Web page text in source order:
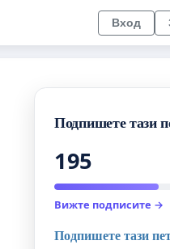
Вход
Подпишете тази
195
Вижте подписите →
Подпишете тази